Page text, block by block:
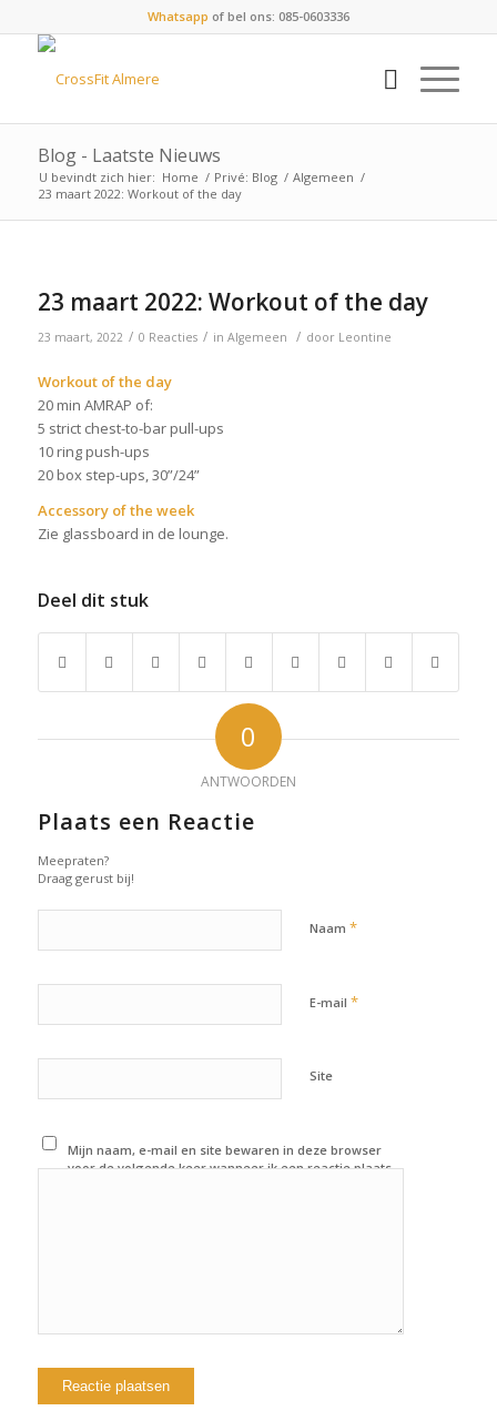
Whatsapp of bel ons: 085-0603336
Blog - Laatste Nieuws
U bevindt zich hier: Home / Privé: Blog / Algemeen /
23 maart 2022: Workout of the day
23 maart 2022: Workout of the day
23 maart, 2022 / 0 Reacties / in Algemeen / door Leontine
Workout of the day
20 min AMRAP of:
5 strict chest-to-bar pull-ups
10 ring push-ups
20 box step-ups, 30”/24”
Accessory of the week
Zie glassboard in de lounge.
Deel dit stuk
0
ANTWOORDEN
Plaats een Reactie
Meepraten?
Draag gerust bij!
Naam *
E-mail *
Site
Mijn naam, e-mail en site bewaren in deze browser
voor de volgende keer wanneer ik een reactie plaats.